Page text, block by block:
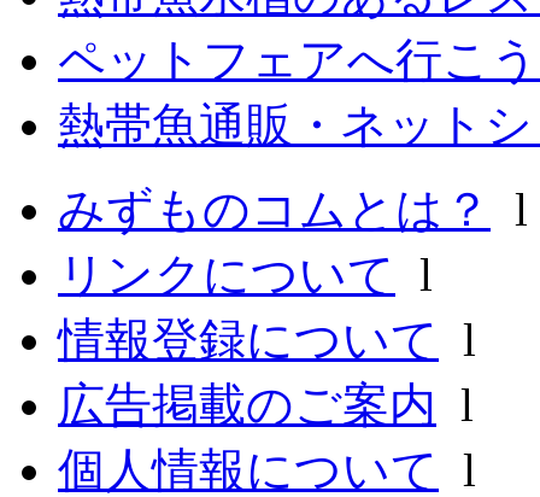
ペットフェアへ行こ
熱帯魚通販・ネット
みずものコムとは？
リンクについて l
情報登録について l
広告掲載のご案内 l
個人情報について l